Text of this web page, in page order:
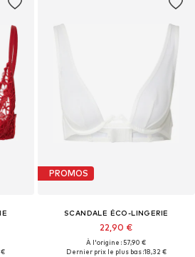
€
PROMOS
SCANDALE ÉCO-LINGERIE
22,90 €
À l'origine : 57,90 €
Dernier prix le plus bas :18,32 €